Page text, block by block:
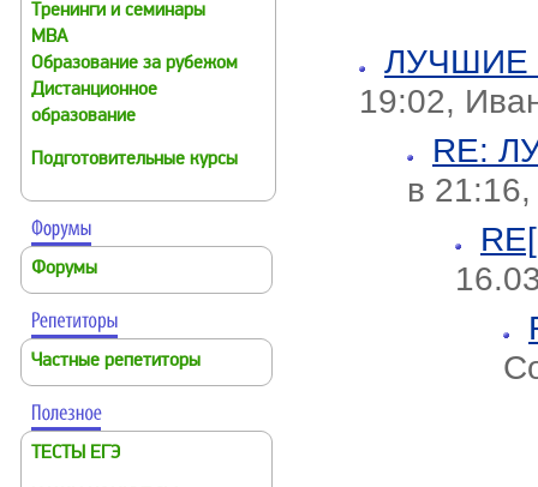
Тренинги и семинары
MBA
Образование за рубежом
Дистанционное
образование
Подготовительные курсы
Форумы
Частные репетиторы
ТЕСТЫ ЕГЭ
ЛУЧШИЕ
19:02,
RE:
в